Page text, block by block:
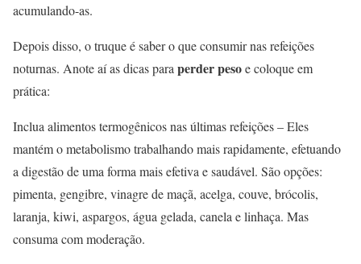
acumulando-as.
Depois disso, o truque é saber o que consumir nas refeições
noturnas. Anote aí as dicas para perder pesoe coloque em
prática:
Inclua alimentos termogênicos nas últimas refeições – Eles
mantém o metabolismo trabalhando mais rapidamente, efetuando
a digestão de uma forma mais efetiva e saudável. São opções:
pimenta, gengibre, vinagre de maçã, acelga, couve, brócolis,
laranja, kiwi, aspargos, água gelada, canela e linhaça. Mas
consuma com moderação.